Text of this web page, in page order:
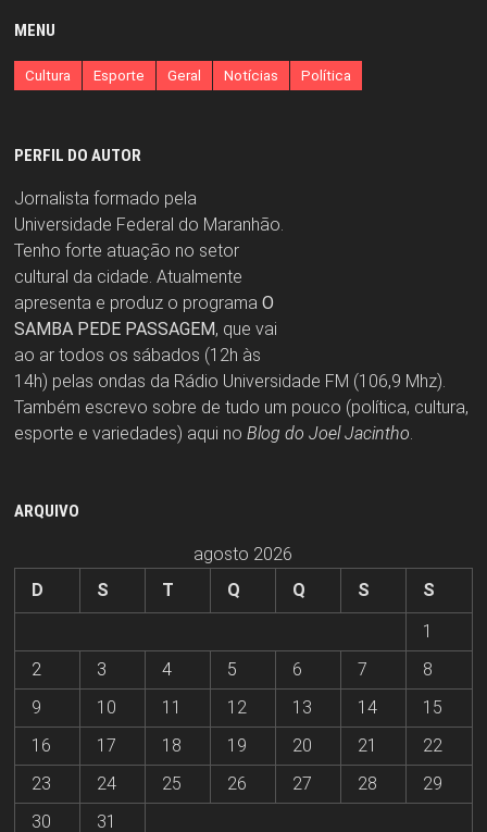
MENU
Cultura Esporte Geral Notícias Política
PERFIL DO AUTOR
Jornalista formado pela
Universidade Federal do Maranhão.
Tenho forte atuação no setor
cultural da cidade. Atualmente
apresenta e produz o programa O
SAMBA PEDE PASSAGEM, que vai
ao ar todos os sábados (12h às
14h) pelas ondas da Rádio Universidade FM (106,9 Mhz).
Também escrevo sobre de tudo um pouco (política, cultura,
esporte e variedades) aqui no Blog do Joel Jacintho.
ARQUIVO
agosto 2026
D
S T Q Q S
S
1
2
3 4 5 6 7
8
9
10 11 12 13 14
15
16
17 18 19 20 21
22
23
24 25 26 27 28
29
30
31